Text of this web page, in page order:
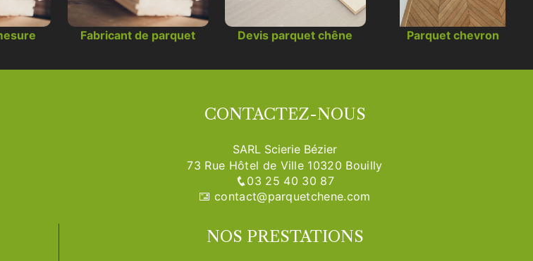
Fabricant de parquet Devis parquet chêne Parquet chevron
CONTACTEZ-NOUS
SARL Scierie Bézier
73 Rue Hôtel de Ville 10320 Bouilly
03 25 40 30 87
contact@parquetchene.com
NOS PRESTATIONS